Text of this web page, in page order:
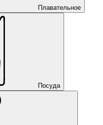
Плавательное
Посуда